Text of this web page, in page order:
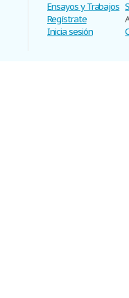
Ensayos y Trabajos
Regístrate
Inicia sesión